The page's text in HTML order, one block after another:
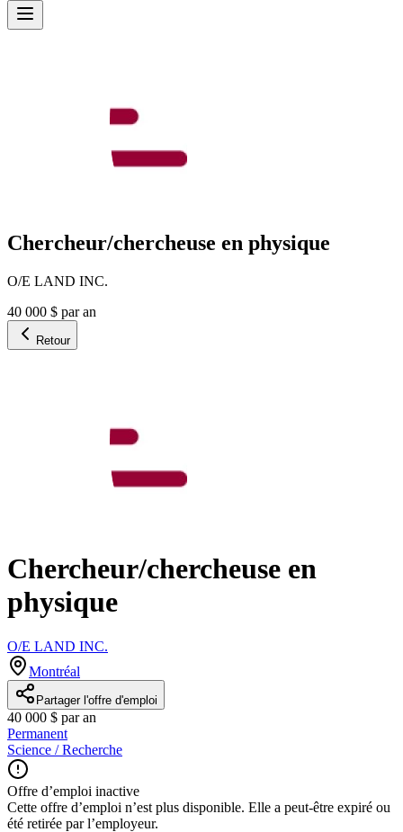
Chercheur/chercheuse en physique
O/E LAND INC.
40 000 $ par an
Retour
Chercheur/chercheuse en
physique
O/E LAND INC.
Montréal
Partager l'offre d'emploi
40 000 $ par an
Permanent
Science / Recherche
Offre d’emploi inactive
Cette offre d’emploi n’est plus disponible. Elle a peut-être expiré ou
été retirée par l’employeur.